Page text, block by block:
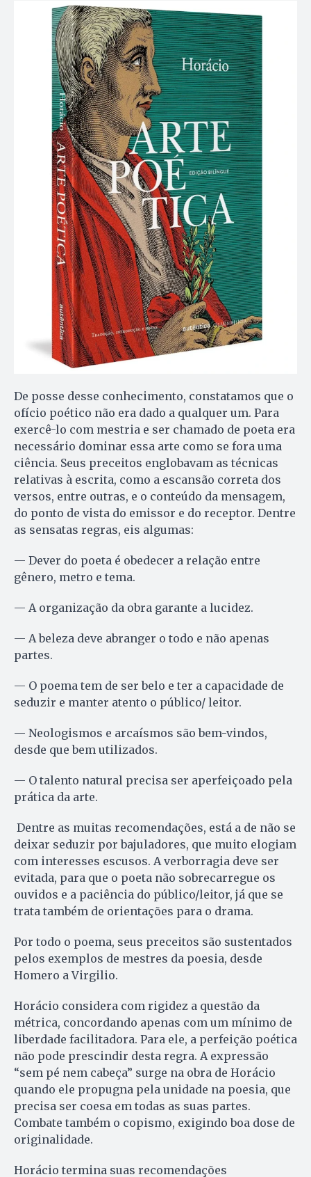
De posse desse conhecimento, constatamos que o
ofício poético não era dado a qualquer um. Para
exercê-lo com mestria e ser chamado de poeta era
necessário dominar essa arte como se fora uma
ciência. Seus preceitos englobavam as técnicas
relativas à escrita, como a escansão correta dos
versos, entre outras, e o conteúdo da mensagem,
do ponto de vista do emissor e do receptor. Dentre
as sensatas regras, eis algumas:
— Dever do poeta é obedecer a relação entre
gênero, metro e tema.
— A organização da obra garante a lucidez.
— A beleza deve abranger o todo e não apenas
partes.
— O poema tem de ser belo e ter a capacidade de
seduzir e manter atento o público/ leitor.
— Neologismos e arcaísmos são bem-vindos,
desde que bem utilizados.
— O talento natural precisa ser aperfeiçoado pela
prática da arte.
Dentre as muitas recomendações, está a de não se
deixar seduzir por bajuladores, que muito elogiam
com interesses escusos. A verborragia deve ser
evitada, para que o poeta não sobrecarregue os
ouvidos e a paciência do público/leitor, já que se
trata também de orientações para o drama.
Por todo o poema, seus preceitos são sustentados
pelos exemplos de mestres da poesia, desde
Homero a Virgilio.
Horácio considera com rigidez a questão da
métrica, concordando apenas com um mínimo de
liberdade facilitadora. Para ele, a perfeição poética
não pode prescindir desta regra. A expressão
“sem pé nem cabeça” surge na obra de Horácio
quando ele propugna pela unidade na poesia, que
precisa ser coesa em todas as suas partes.
Combate também o copismo, exigindo boa dose de
originalidade.
Horácio termina suas recomendações